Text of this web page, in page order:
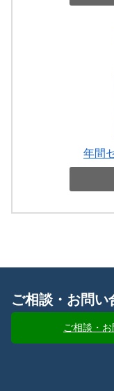
年間
ご相談・お問い
ご相談・